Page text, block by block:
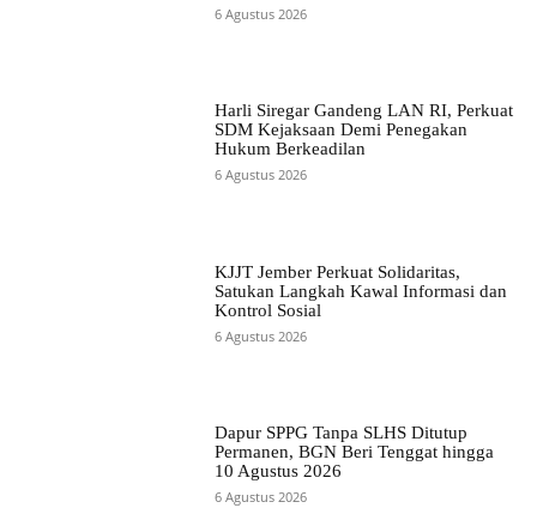
6 Agustus 2026
Harli Siregar Gandeng LAN RI, Perkuat
SDM Kejaksaan Demi Penegakan
Hukum Berkeadilan
6 Agustus 2026
KJJT Jember Perkuat Solidaritas,
Satukan Langkah Kawal Informasi dan
Kontrol Sosial
6 Agustus 2026
Dapur SPPG Tanpa SLHS Ditutup
Permanen, BGN Beri Tenggat hingga
10 Agustus 2026
6 Agustus 2026